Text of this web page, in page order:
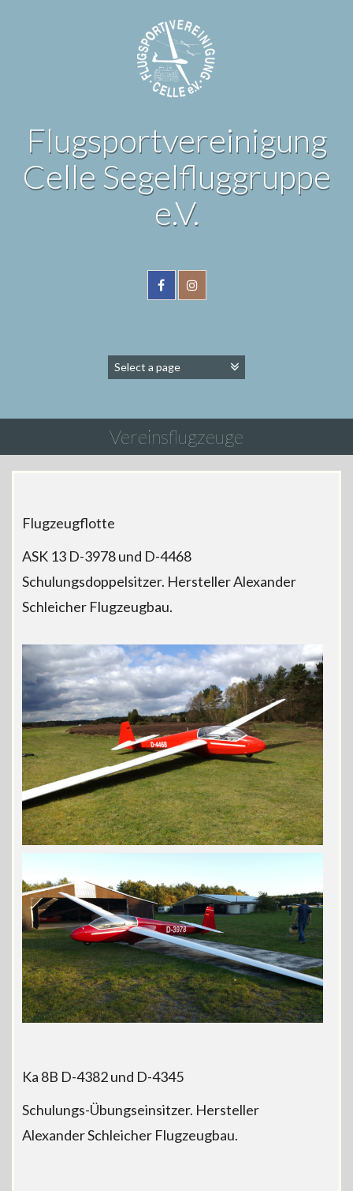
Flugsportvereinigung
Celle Segelfluggruppe
e.V.
Vereinsflugzeuge
Flugzeugflotte
ASK 13 D-3978 und D-4468
Schulungsdoppelsitzer. Hersteller Alexander
Schleicher Flugzeugbau.
Ka 8B D-4382 und D-4345
Schulungs-Übungseinsitzer. Hersteller
Alexander Schleicher Flugzeugbau.